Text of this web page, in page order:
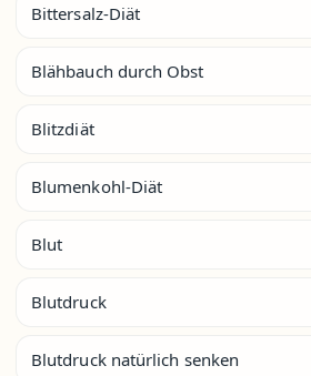
Bittersalz-Diät
Blähbauch durch Obst
Blitzdiät
Blumenkohl-Diät
Blut
Blutdruck
Blutdruck natürlich senken